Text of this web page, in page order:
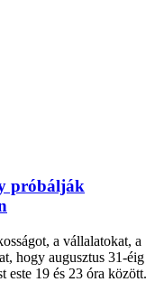
próbálják
a vállalatokat, a
hogy augusztus 31-éig
este 19 és 23 óra között.